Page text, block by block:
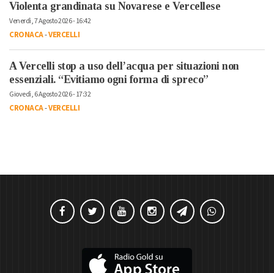
Violenta grandinata su Novarese e Vercellese
Venerdì, 7 Agosto 2026 - 16:42
CRONACA-VERCELLI
A Vercelli stop a uso dell’acqua per situazioni non
essenziali. “Evitiamo ogni forma di spreco”
Giovedì, 6 Agosto 2026 - 17:32
CRONACA-VERCELLI